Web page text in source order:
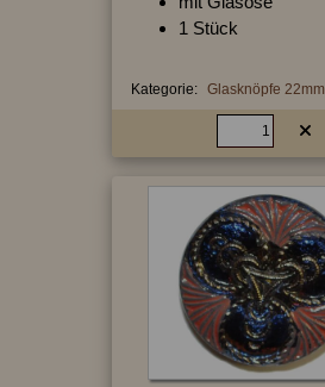
1 Stück
Kategorie: Glasknöpfe 22mm